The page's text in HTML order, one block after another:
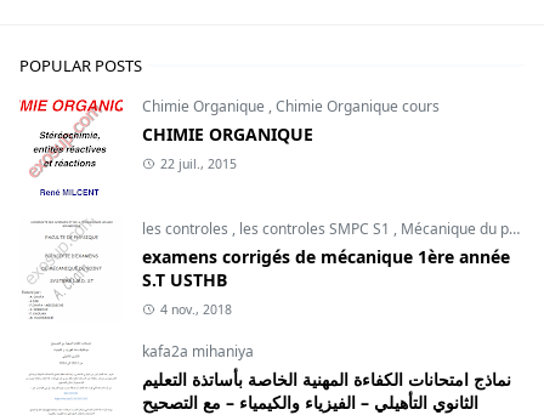
POPULAR POSTS
Chimie Organique ,Chimie Organique cours
CHIMIE ORGANIQUE
22 juil., 2015
les controles , les controles SMPC S1 , Mécanique du point
examens corrigés de mécanique 1ère année
S.T USTHB
4 nov., 2018
kafa2a mihaniya
نماذج امتحانات الكفاءة المهنية الخاصة بأساتذة التعليم
الثانوي التأهيلي – الفيزياء والكيمياء – مع التصحيح